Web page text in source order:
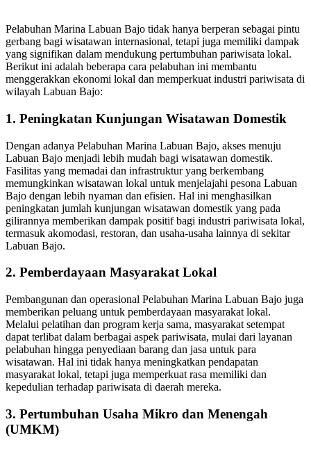
Pelabuhan Marina Labuan Bajo tidak hanya berperan sebagai pintu
gerbang bagi wisatawan internasional, tetapi juga memiliki dampak
yang signifikan dalam mendukung pertumbuhan pariwisata lokal.
Berikut ini adalah beberapa cara pelabuhan ini membantu
menggerakkan ekonomi lokal dan memperkuat industri pariwisata di
wilayah Labuan Bajo:
1. Peningkatan Kunjungan Wisatawan Domestik
Dengan adanya Pelabuhan Marina Labuan Bajo, akses menuju
Labuan Bajo menjadi lebih mudah bagi wisatawan domestik.
Fasilitas yang memadai dan infrastruktur yang berkembang
memungkinkan wisatawan lokal untuk menjelajahi pesona Labuan
Bajo dengan lebih nyaman dan efisien. Hal ini menghasilkan
peningkatan jumlah kunjungan wisatawan domestik yang pada
gilirannya memberikan dampak positif bagi industri pariwisata lokal,
termasuk akomodasi, restoran, dan usaha-usaha lainnya di sekitar
Labuan Bajo.
2. Pemberdayaan Masyarakat Lokal
Pembangunan dan operasional Pelabuhan Marina Labuan Bajo juga
memberikan peluang untuk pemberdayaan masyarakat lokal.
Melalui pelatihan dan program kerja sama, masyarakat setempat
dapat terlibat dalam berbagai aspek pariwisata, mulai dari layanan
pelabuhan hingga penyediaan barang dan jasa untuk para
wisatawan. Hal ini tidak hanya meningkatkan pendapatan
masyarakat lokal, tetapi juga memperkuat rasa memiliki dan
kepedulian terhadap pariwisata di daerah mereka.
3. Pertumbuhan Usaha Mikro dan Menengah
(UMKM)